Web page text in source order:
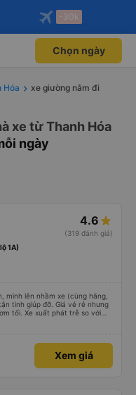
độc
Mở app
bay qua
Mở app
-30k
Chọn ngày
Hóa
xe giường nằm đi
xe từ Thanh Hóa
ngày
4.6
(319 đánh giá)
1A)
mình lên nhầm xe (cùng hãng,
tình giúp đỡ. Giá vé rẻ nhưng
tối. Xe xuất phát trễ so với
to, có thể thông cảm được.
Xem giá